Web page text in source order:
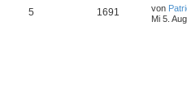
5 1691 von
Mi 5.